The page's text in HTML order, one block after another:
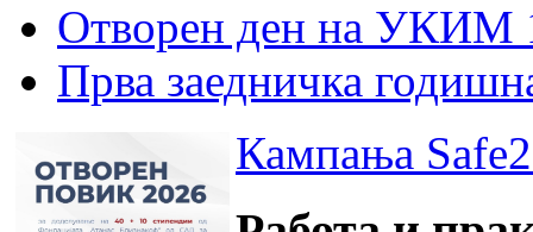
Отворен ден на УКИМ
Прва заедничка
Кампања